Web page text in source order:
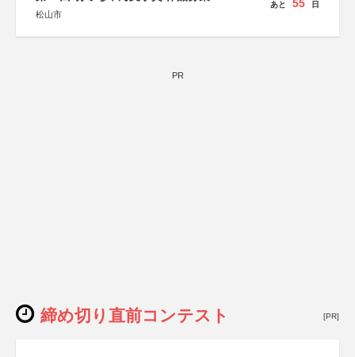
松山市
あと 55 日
PR
締め切り直前コンテスト [PR]